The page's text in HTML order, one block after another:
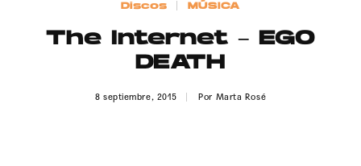
Discos MÚSICA
The Internet – EGO
DEATH
8 septiembre, 2015 Por Marta Rosé